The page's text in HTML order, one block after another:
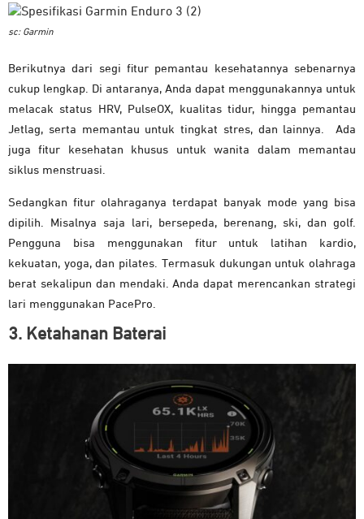
sc: Garmin
Berikutnya dari segi fitur pemantau kesehatannya sebenarnya
cukup lengkap. Di antaranya, Anda dapat menggunakannya untuk
melacak status HRV, PulseOX, kualitas tidur, hingga pemantau
Jetlag, serta memantau untuk tingkat stres, dan lainnya. Ada
juga fitur kesehatan khusus untuk wanita dalam memantau
siklus menstruasi.
Sedangkan fitur olahraganya terdapat banyak mode yang bisa
dipilih. Misalnya saja lari, bersepeda, berenang, ski, dan golf.
Pengguna bisa menggunakan fitur untuk latihan kardio,
kekuatan, yoga, dan pilates. Termasuk dukungan untuk olahraga
berat sekalipun dan mendaki. Anda dapat merencankan strategi
lari menggunakan PacePro.
3. Ketahanan Baterai